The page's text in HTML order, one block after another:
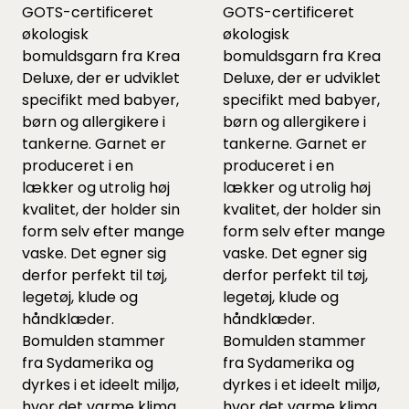
GOTS-certificeret
økologisk
bomuldsgarn fra Krea
Deluxe, der er udviklet
specifikt med babyer,
børn og allergikere i
tankerne. Garnet er
produceret i en
lækker og utrolig høj
kvalitet, der holder sin
form selv efter mange
vaske. Det egner sig
derfor perfekt til tøj,
legetøj, klude og
håndklæder.
Bomulden stammer
fra Sydamerika og
dyrkes i et ideelt miljø,
GOTS-certificeret
økologisk
bomuldsgarn fra Krea
Deluxe, der er udviklet
specifikt med babyer,
børn og allergikere i
tankerne. Garnet er
produceret i en
lækker og utrolig høj
kvalitet, der holder sin
form selv efter mange
vaske. Det egner sig
derfor perfekt til tøj,
legetøj, klude og
håndklæder.
Bomulden stammer
fra Sydamerika og
dyrkes i et ideelt miljø,